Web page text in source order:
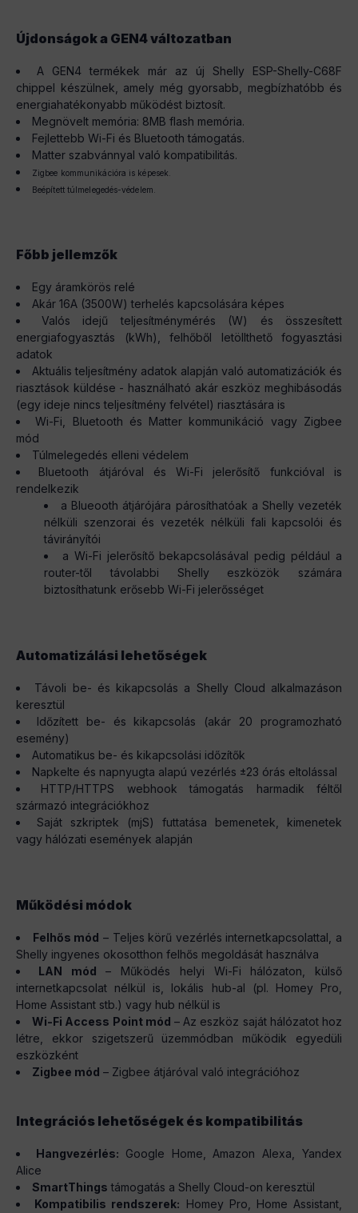
Újdonságok a GEN4 változatban
A GEN4 termékek már az új Shelly ESP-Shelly-C68F
chippel készülnek, amely még gyorsabb, megbízhatóbb és
energiahatékonyabb működést biztosít.
Megnövelt memória: 8MB flash memória.
Fejlettebb Wi-Fi és Bluetooth támogatás.
Matter szabvánnyal való kompatibilitás.
Zigbee kommunikációra is képesek.
Beépített túlmelegedés-védelem.
Főbb jellemzők
Egy áramkörös relé
Akár 16A (3500W) terhelés kapcsolására képes
Valós idejű teljesítménymérés (W) és összesített
energiafogyasztás (kWh), felhőből letöllthető fogyasztási
adatok
Aktuális teljesítmény adatok alapján való automatizációk és
riasztások küldése - használható akár eszköz meghibásodás
(egy ideje nincs teljesítmény felvétel) riasztására is
Wi-Fi, Bluetooth és Matter kommunikáció vagy Zigbee
mód
Túlmelegedés elleni védelem
Bluetooth átjáróval és Wi-Fi jelerősítő funkcióval is
rendelkezik
a Blueooth átjárójára párosíthatóak a Shelly vezeték
nélküli szenzorai és vezeték nélküli fali kapcsolói és
távirányítói
a Wi-Fi jelerősítő bekapcsolásával pedig például a
router-től távolabbi Shelly eszközök számára
biztosíthatunk erősebb Wi-Fi jelerősséget
Automatizálási lehetőségek
Távoli be- és kikapcsolás a Shelly Cloud alkalmazáson
keresztül
Időzített be- és kikapcsolás (akár 20 programozható
esemény)
Automatikus be- és kikapcsolási időzítők
Napkelte és napnyugta alapú vezérlés ±23 órás eltolással
HTTP/HTTPS webhook támogatás harmadik féltől
származó integrációkhoz
Saját szkriptek (mjS) futtatása bemenetek, kimenetek
vagy hálózati események alapján
Működési módok
Felhős mód – Teljes körű vezérlés internetkapcsolattal, a
Shelly ingyenes okosotthon felhős megoldását használva
LAN mód – Működés helyi Wi-Fi hálózaton, külső
internetkapcsolat nélkül is, lokális hub-al (pl. Homey Pro,
Home Assistant stb.) vagy hub nélkül is
Wi-Fi Access Point mód – Az eszköz saját hálózatot hoz
létre, ekkor szigetszerű üzemmódban működik egyedüli
eszközként
Zigbee mód – Zigbee átjáróval való integrációhoz
Integrációs lehetőségek és kompatibilitás
Hangvezérlés: Google Home, Amazon Alexa, Yandex
Alice
SmartThings támogatás a Shelly Cloud-on keresztül
Kompatibilis rendszerek: Homey Pro, Home Assistant,